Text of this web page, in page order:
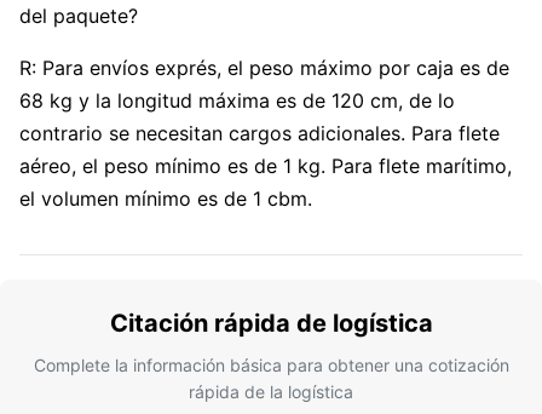
del paquete?
R: Para envíos exprés, el peso máximo por caja es de
68 kg y la longitud máxima es de 120 cm, de lo
contrario se necesitan cargos adicionales. Para flete
aéreo, el peso mínimo es de 1 kg. Para flete marítimo,
el volumen mínimo es de 1 cbm.
Citación rápida de logística
Complete la información básica para obtener una cotización
rápida de la logística